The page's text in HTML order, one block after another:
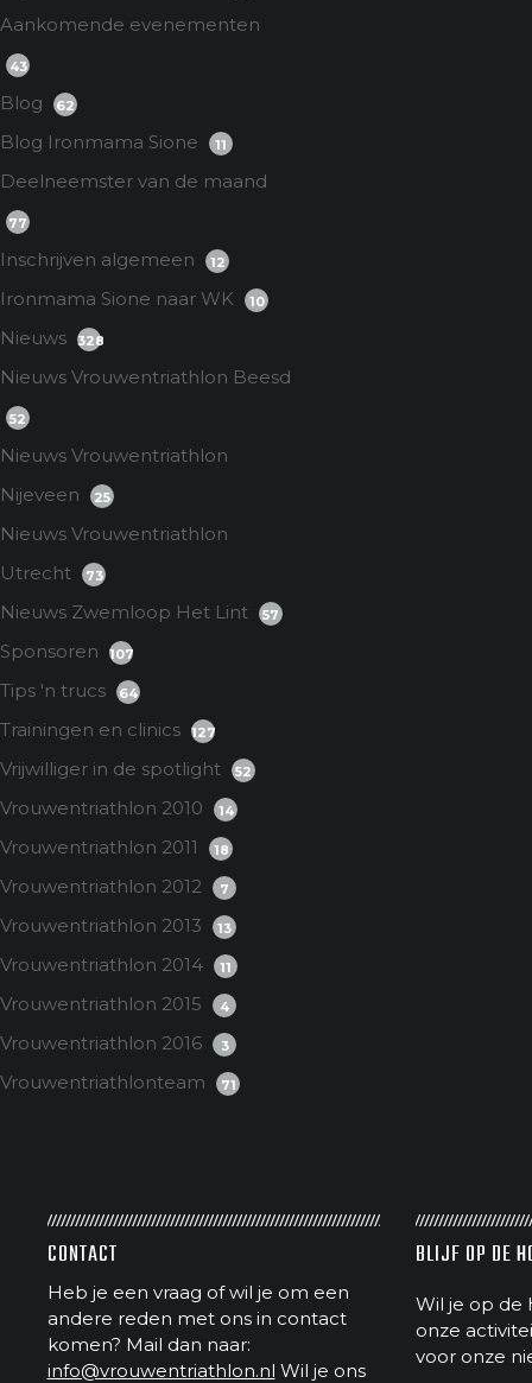
Aankomende evenementen
43
Blog 62
Blog Ironmama Sione 11
Deelneemster van de maand
77
Inschrijven algemeen 12
Ironmama Sione naar WK 10
Nieuws 328
Nieuws Vrouwentriathlon Beesd
52
Nieuws Vrouwentriathlon
Nijeveen
25
Nieuws Vrouwentriathlon
Utrecht
73
Nieuws Zwemloop Het Lint 57
Sponsoren 107
Tips 'n trucs 64
Trainingen en clinics 127
Vrijwilliger in de spotlight 52
Vrouwentriathlon 2010 14
Vrouwentriathlon 2011 18
Vrouwentriathlon 2012 7
Vrouwentriathlon 2013 13
Vrouwentriathlon 2014 11
Vrouwentriathlon 2015 4
Vrouwentriathlon 2016 3
Vrouwentriathlonteam 71
CONTACT
Heb je een vraag of wil je om een
andere reden met ons in contact
komen? Mail dan naar:
info@vrouwentriathlon.nl Wil je ons
BLIJF OP DE
Wil je op de
onze
voor onze